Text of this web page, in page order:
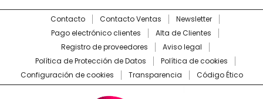
Contacto Contacto Ventas
Newsletter
Pago electrónico clientes
Alta de Clientes
Registro de proveedores
Aviso legal
Política de Protección de Datos
Política de cookies
Configuración de cookies
Transparencia Código Ético